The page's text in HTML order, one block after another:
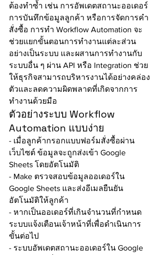
ต้องทำซ้ำ เช่น การอัพเดตสถานะออเดอร์
การบันทึกข้อมูลลูกค้า หรือการจัดการคำ
สั่งซื้อ การทำ Workflow Automation จะ
ช่วยแยกขั้นตอนการทำงานแต่ละส่วน
อย่างเป็นระบบ และผสานการทำงานกับ
ระบบอื่น ๆ ผ่าน API หรือ Integration ช่วย
ให้ธุรกิจสามารถบริหารงานได้อย่างคล่อง
ตัวและลดความผิดพลาดที่เกิดจากการ
ทำงานด้วยมือ
ตัวอย่างระบบ Workflow
Automation แบบง่าย
- เมื่อลูกค้ากรอกแบบฟอร์มสั่งซื้อผ่าน
เว็บไซต์ ข้อมูลจะถูกส่งเข้า Google
Sheets โดยอัตโนมัติ
- Make ตรวจสอบข้อมูลออเดอร์ใน
Google Sheets และส่งอีเมลยืนยัน
อัตโนมัติให้ลูกค้า
- หากเป็นออเดอร์ที่เกินจำนวนที่กำหนด
ระบบแจ้งเตือนเจ้าหน้าที่เพื่อดำเนินการ
ขั้นต่อไป
- ระบบอัพเดตสถานะออเดอร์ใน Google